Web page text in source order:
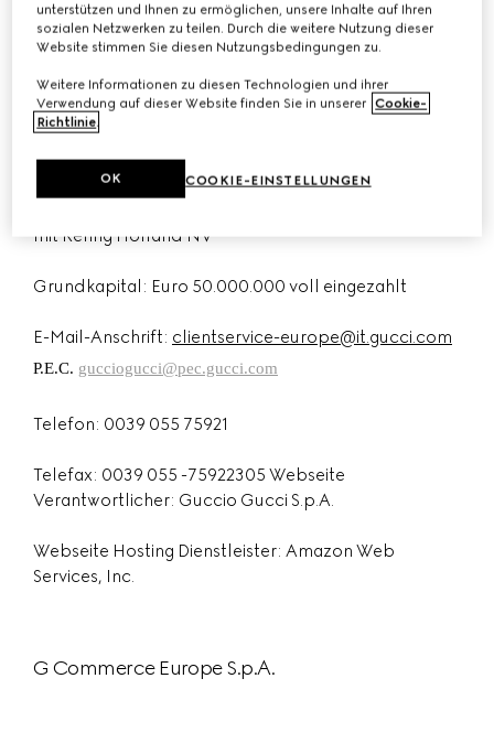
USt-Nr.: 04294710480
Steuernummer – Unternehmensregister von Florenz:
03031300159
R.E.A. FI Nr. 438090
mit Kering Holland NV
Grundkapital: Euro 50.000.000 voll eingezahlt
E-Mail-Anschrift: clientservice-europe@it.gucci.com
P.E.C. gucciogucci@pec.gucci.com
Telefon: 0039 055 75921
Telefax: 0039 055 -75922305 Webseite
Verantwortlicher: Guccio Gucci S.p.A.
Webseite Hosting Dienstleister: Amazon Web
Services, Inc.
G Commerce Europe S.p.A.
unterstützen und Ihnen zu ermöglichen, unsere Inhalte auf Ihren
sozialen Netzwerken zu teilen. Durch die weitere Nutzung dieser
Website stimmen Sie diesen Nutzungsbedingungen zu.
Weitere Informationen zu diesen Technologien und ihrer
Verwendung auf dieser Website finden Sie in unserer Cookie-
Richtlinie.
COOKIE-EINSTELLUNGEN
OK